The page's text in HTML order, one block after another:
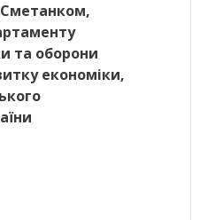
Сметанком,
та оборони
економіки,